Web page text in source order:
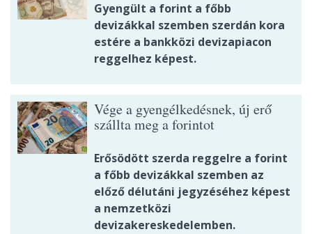
Gyengült a forint a főbb
devizákkal szemben szerdán kora
estére a bankközi devizapiacon
reggelhez képest.
Vége a gyengélkedésnek, új erő
szállta meg a forintot
Erősödött szerda reggelre a forint
a főbb devizákkal szemben az
előző délutáni jegyzéséhez képest
a nemzetközi
devizakereskedelemben.